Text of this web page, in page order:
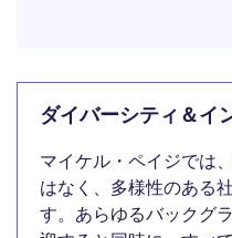
ダイバーシティ＆イ
マイケル・ペイジでは
はなく、多様性のある
す。あらゆるバックグ